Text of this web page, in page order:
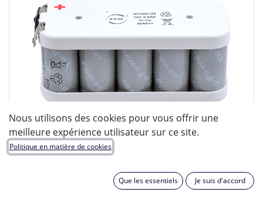
Nous utilisons des cookies pour vous offrir une
meilleure expérience utilisateur sur ce site.
Politique en matière de cookies
Que les essentiels Je suis d'accord